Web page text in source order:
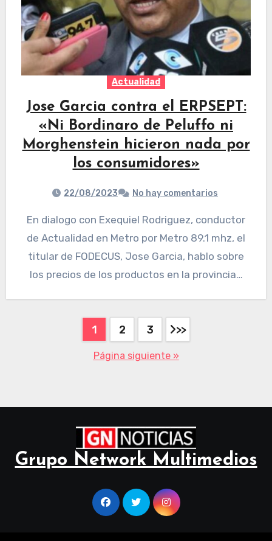
Actualidad
Jose Garcia contra el ERPSEPT:
«Ni Bordinaro de Peluffo ni
Morghenstein hicieron nada por
los consumidores»
22/08/2023 No hay comentarios
En dialogo con Exequiel Rodriguez, conductor
de Actualidad en Metro por Metro 89.1 mhz, el
titular de FODECUS, Jose Garcia, hablo sobre
los precios de los productos en la provincia…
1 2 3
Página siguiente »
Grupo Network Multimedios